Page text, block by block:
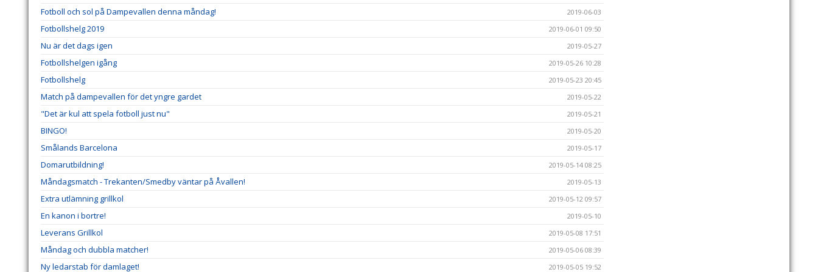
Fotboll och sol på Dampevallen denna måndag! 2019-06-03
Fotbollshelg 2019 2019-06-01 09:50
Nu är det dags igen 2019-05-27
Fotbollshelgen igång 2019-05-26 10:28
Fotbollshelg 2019-05-23 20:45
Match på dampevallen för det yngre gardet 2019-05-22
"Det är kul att spela fotboll just nu" 2019-05-21
BINGO! 2019-05-20
Smålands Barcelona 2019-05-17
Domarutbildning! 2019-05-14 08:25
Måndagsmatch - Trekanten/Smedby väntar på Åvallen! 2019-05-13
Extra utlämning grillkol 2019-05-12 09:57
En kanon i bortre! 2019-05-10
Leverans Grillkol 2019-05-08 17:51
Måndag och dubbla matcher! 2019-05-06 08:39
Ny ledarstab för damlaget! 2019-05-05 19:52